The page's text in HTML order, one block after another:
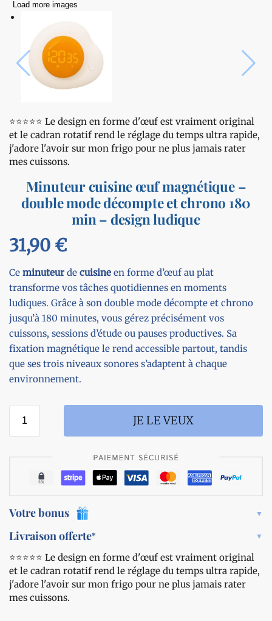
Load more images
⭐️⭐️⭐️⭐️⭐️ Le design en forme d'œuf est vraiment original
et le cadran rotatif rend le réglage du temps ultra rapide,
j'adore l'avoir sur mon frigo pour ne plus jamais rater
mes cuissons.
Minuteur cuisine œuf magnétique –
double mode décompte et chrono 180
min – design ludique
31,90 €
Ce minuteur de cuisine en forme d’œuf au plat
transforme vos tâches quotidiennes en moments
ludiques. Grâce à son double mode décompte et chrono
jusqu’à 180 minutes, vous gérez précisément vos
cuissons, sessions d’étude ou pauses productives. Sa
fixation magnétique le rend accessible partout, tandis
que ses trois niveaux sonores s’adaptent à chaque
environnement.
JE LE VEUX
Votre bonus
Livraison offerte*
⭐️⭐️⭐️⭐️⭐️ Le design en forme d'œuf est vraiment original
et le cadran rotatif rend le réglage du temps ultra rapide,
j'adore l'avoir sur mon frigo pour ne plus jamais rater
mes cuissons.